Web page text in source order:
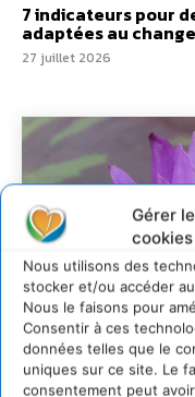
Gérer
cookies
Nous utilisons des
stocker et/ou accéder
Nous le faisons pour
Consentir à ces
données telles que le
uniques sur ce site. Le
consentement peut
7 indicateurs pour
adaptées au
27 juillet 2026